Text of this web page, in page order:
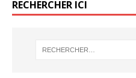
b
o
er
b
o
er
k
o
k
RECHERCHER ICI